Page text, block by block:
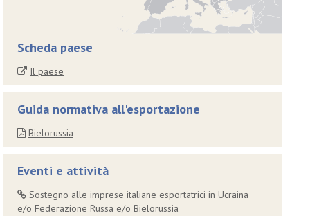
Scheda paese
Il paese
Guida normativa all'esportazione
Bielorussia
Eventi e attività
Sostegno alle imprese italiane esportatrici in Ucraina
e/o Federazione Russa e/o Bielorussia